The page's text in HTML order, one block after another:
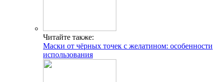
Читайте также:
Маски от чёрных точек с желатином: особенности
использования